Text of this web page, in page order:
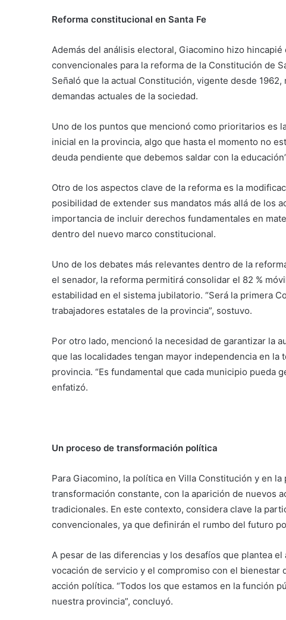
Reforma constitucional en Santa Fe
Además del análisis electoral, Giacomino hizo
convencionales para la reforma de la Constitución de
Señaló que la actual Constitución, vigente desde
demandas actuales de la sociedad.
Uno de los puntos que mencionó como prioritarios es
inicial en la provincia, algo que hasta el momento no
deuda pendiente que debemos saldar con la
Otro de los aspectos clave de la reforma es la
posibilidad de extender sus mandatos más allá de los
importancia de incluir derechos fundamentales en
dentro del nuevo marco constitucional.
Uno de los debates más relevantes dentro de la
el senador, la reforma permitirá consolidar el 82 %
estabilidad en el sistema jubilatorio. “Será la primera
trabajadores estatales de la provincia”, sostuvo.
Por otro lado, mencionó la necesidad de garantizar la
que las localidades tengan mayor independencia en
provincia. “Es fundamental que cada municipio pueda
enfatizó.
Un proceso de transformación política
Para Giacomino, la política en Villa Constitución y en
transformación constante, con la aparición de nuevos
tradicionales. En este contexto, considera clave la
convencionales, ya que definirán el rumbo del futuro
A pesar de las diferencias y los desafíos que plantea
vocación de servicio y el compromiso con el
acción política. “Todos los que estamos en la función
nuestra provincia”, concluyó.